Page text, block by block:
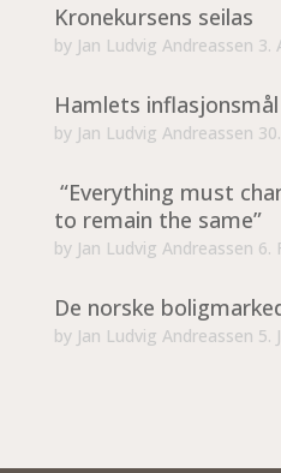
Kronekursens seilas
by Jan Ludvig Andreassen 3.
Hamlets inflasjonsmål
by Jan Ludvig Andreassen
“Everything must
to remain the same”
by Jan Ludvig Andreassen 6.
De norske
by Jan Ludvig Andreassen 5.